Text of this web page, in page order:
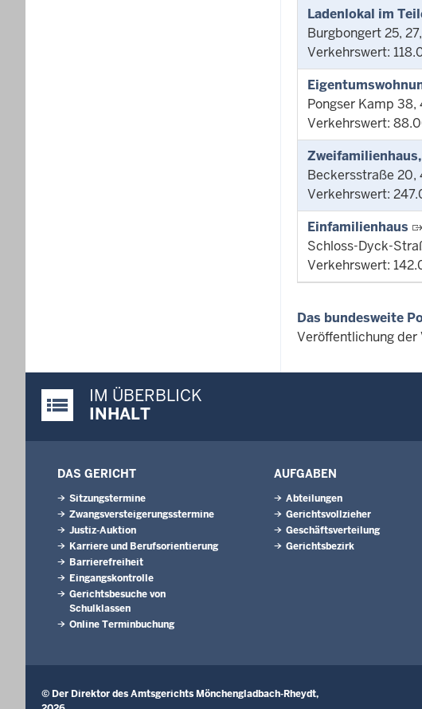
Ladenlokal im
Burgbongert 25,
Verkehrswert:
Pongser Kamp
Verkehrswert:
Beckersstraße 20,
Verkehrswert:
Einfamilienhaus
Schloss-Dyck-
Verkehrswert:
Das bundesweite
Veröffentlichung
Justiz-Portal im Überblick:
IM ÜBERBLICK
INHALT
DAS GERICHT
Sitzungstermine
Zwangsversteigerungsstermine
Justiz-Auktion
Karriere und Berufsorientierung
Barrierefreiheit
Eingangskontrolle
Gerichtsbesuche von
Schulklassen
Online Terminbuchung
AUFGABEN
Abteilungen
Gerichtsvollzieher
Geschäftsverteilung
Gerichtsbezirk
© Der Direktor des Amtsgerichts Mönchengladbach-Rheydt,